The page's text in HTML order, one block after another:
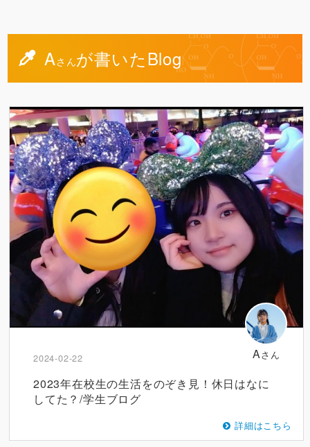
Aさんが書いたBlog
Aさん
2024-02-22
2023年在校生の生活をのぞき見！休日はなに
してた？/学生ブログ
詳細はこちら